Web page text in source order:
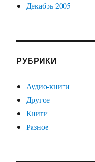
Декабрь 2005
РУБРИКИ
Аудио-книги
Другое
Книги
Разное